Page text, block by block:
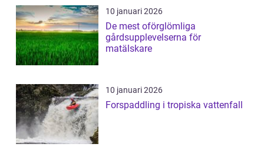
10 januari 2026
De mest oförglömliga
gårdsupplevelserna för
matälskare
10 januari 2026
Forspaddling i tropiska vattenfall